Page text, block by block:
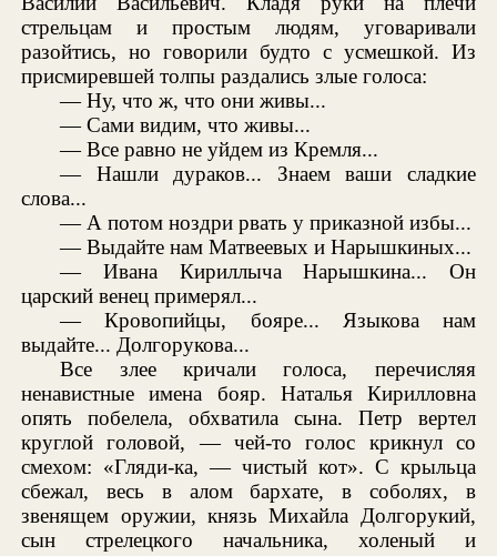
стрельцам и простым людям, уговаривали
разойтись, но говорили будто с усмешкой. Из
присмиревшей толпы раздались злые голоса:
— Ну, что ж, что они живы...
— Сами видим, что живы...
— Все равно не уйдем из Кремля...
— Нашли дураков... Знаем ваши сладкие
слова...
— А потом ноздри рвать у приказной избы...
— Выдайте нам Матвеевых и Нарышкиных...
— Ивана Кириллыча Нарышкина... Он
царский венец примерял...
— Кровопийцы, бояре... Языкова нам
выдайте... Долгорукова...
Все злее кричали голоса, перечисляя
ненавистные имена бояр. Наталья Кирилловна
опять побелела, обхватила сына. Петр вертел
круглой головой, — чей-то голос крикнул со
смехом: «Гляди-ка, — чистый кот». С крыльца
сбежал, весь в алом бархате, в соболях, в
звенящем оружии, князь Михайла Долгорукий,
сын стрелецкого начальника, холеный и